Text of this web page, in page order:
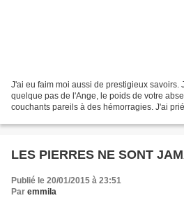
J'ai eu faim moi aussi de prestigieux savoirs.
quelque pas de l'Ange, le poids de votre
couchants pareils à des hémorragies. J'ai
LES PIERRES NE SONT
Publié le 20/01/2015 à 23:51
Par emmila